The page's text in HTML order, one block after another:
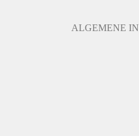
ALGEMENE